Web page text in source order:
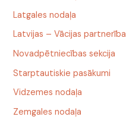
Latgales nodaļa
Latvijas – Vācijas partnerība
Novadpētniecības sekcija
Starptautiskie pasākumi
Vidzemes nodaļa
Zemgales nodaļa